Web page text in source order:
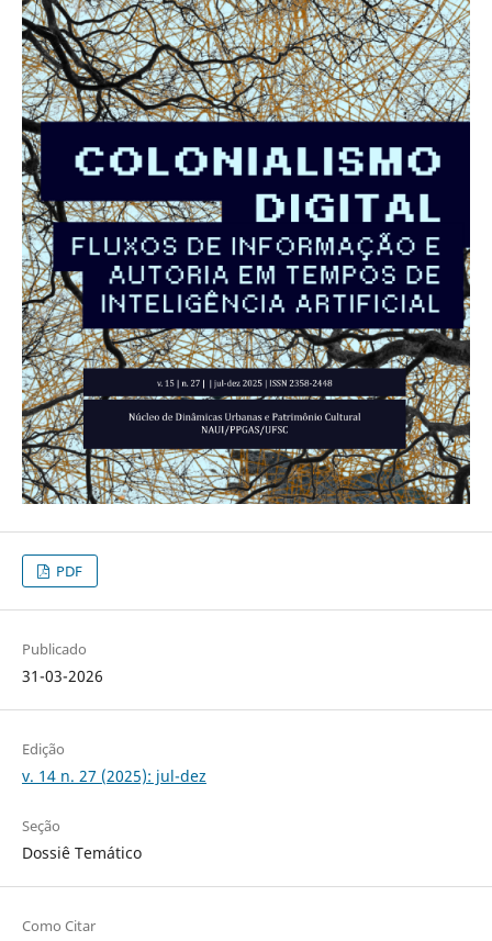
PDF
Publicado
31-03-2026
Edição
v. 14 n. 27 (2025): jul-dez
Seção
Dossiê Temático
Como Citar